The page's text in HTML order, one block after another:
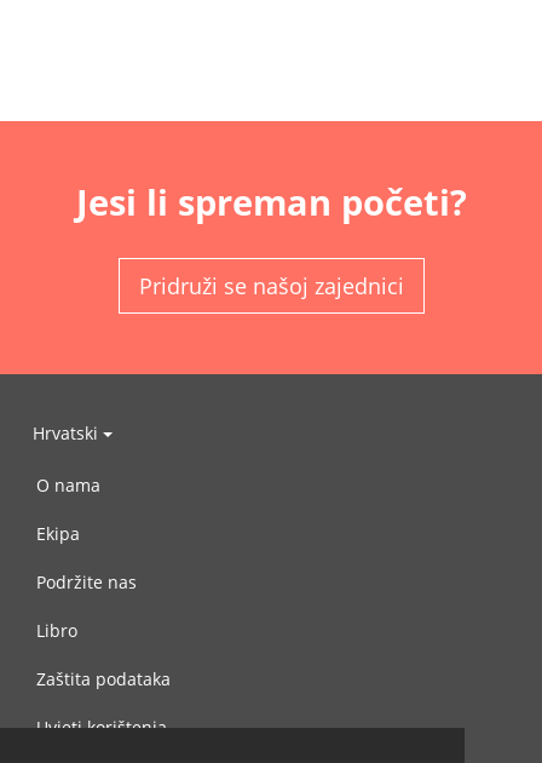
Jesi li spreman početi?
Pridruži se našoj zajednici
Hrvatski
O nama
Ekipa
Podržite nas
Libro
Zaštita podataka
Uvjeti korištenja